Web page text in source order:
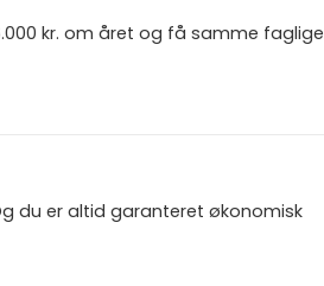
kr. om året og få samme faglige
du er altid garanteret økonomisk